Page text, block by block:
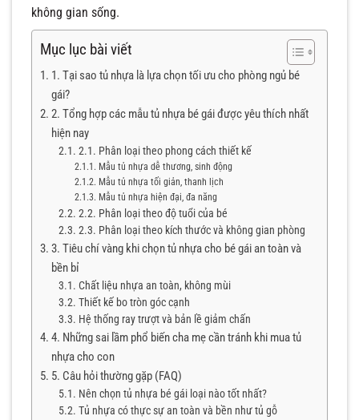
không gian sống.
Mục lục bài viết
1. Tại sao tủ nhựa là lựa chọn tối ưu cho phòng ngủ bé
gái?
2. Tổng hợp các mẫu tủ nhựa bé gái được yêu thích nhất
hiện nay
2.1. Phân loại theo phong cách thiết kế
Mẫu tủ nhựa dễ thương, sinh động
Mẫu tủ nhựa tối giản, thanh lịch
Mẫu tủ nhựa hiện đại, đa năng
2.2. Phân loại theo độ tuổi của bé
2.3. Phân loại theo kích thước và không gian phòng
3. Tiêu chí vàng khi chọn tủ nhựa cho bé gái an toàn và
bền bỉ
Chất liệu nhựa an toàn, không mùi
Thiết kế bo tròn góc cạnh
Hệ thống ray trượt và bản lề giảm chấn
4. Những sai lầm phổ biến cha mẹ cần tránh khi mua tủ
nhựa cho con
5. Câu hỏi thường gặp (FAQ)
Nên chọn tủ nhựa bé gái loại nào tốt nhất?
Tủ nhựa có thực sự an toàn và bền như tủ gỗ